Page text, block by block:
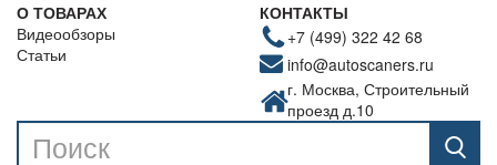
О ТОВАРАХ
Видеообзоры
Статьи
КОНТАКТЫ
+7 (499) 322 42 68
info@autoscaners.ru
г. Москва, Строительный
проезд д.10